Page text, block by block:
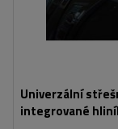
Univerzální
integrované